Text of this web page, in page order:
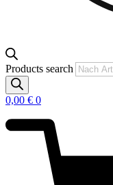
Products search
0,00 € 0